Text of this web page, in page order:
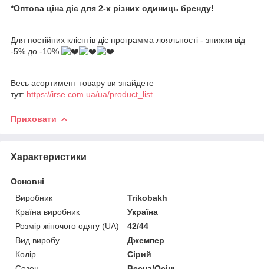
*Оптова ціна діє для 2-х різних одиниць бренду!
Для постійних клієнтів діє программа лояльності - знижки від
-5% до -10%
Весь асортимент товару ви знайдете
тут: https://irse.com.ua/ua/product_list
Приховати
Характеристики
Основні
Виробник
Trikobakh
Країна виробник
Україна
Розмір жіночого одягу (UA)
42/44
Вид виробу
Джемпер
Колір
Сірий